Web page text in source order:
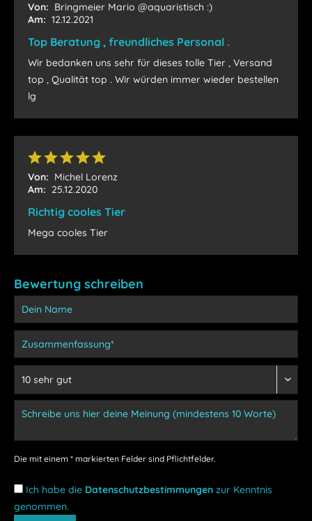
Von: Bringmeier Mario @aquaristisch :)
Am: 12.12.2021
Top Beratung , freundliches Personal .
Wir bedanken uns sehr für dieses tolle Tier , Versand
top , Qualität top . Wir würden immer wieder bestellen
lg
Von: Michel Lorenz
Am: 25.12.2020
Richtig cooles Tier
Mega cooles Tier
Bewertung schreiben
Die mit einem * markierten Felder sind Pflichtfelder.
Ich habe die Datenschutzbestimmungen zur Kenntnis
genommen.